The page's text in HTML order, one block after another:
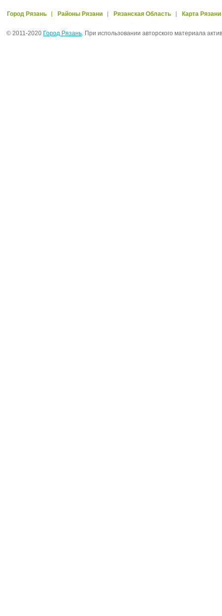
Город Рязань Районы Рязани Рязанская Область Карта Рязани
© 2011-2020 Город Рязань. При использовании авторского материала